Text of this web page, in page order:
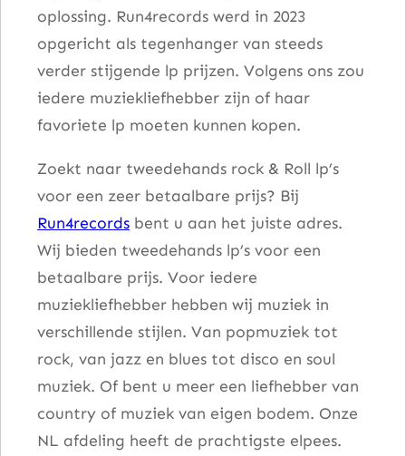
oplossing. Run4records werd in 2023
opgericht als tegenhanger van steeds
verder stijgende lp prijzen. Volgens ons zou
iedere muziekliefhebber zijn of haar
favoriete lp moeten kunnen kopen.
Zoekt naar tweedehands rock & Roll lp’s
voor een zeer betaalbare prijs? Bij
Run4records bent u aan het juiste adres.
Wij bieden tweedehands lp’s voor een
betaalbare prijs. Voor iedere
muziekliefhebber hebben wij muziek in
verschillende stijlen. Van popmuziek tot
rock, van jazz en blues tot disco en soul
muziek. Of bent u meer een liefhebber van
country of muziek van eigen bodem. Onze
NL afdeling heeft de prachtigste elpees.